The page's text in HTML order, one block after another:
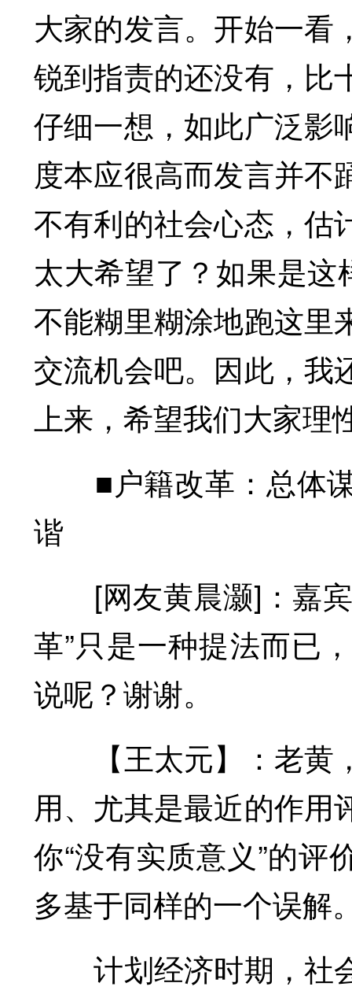
大家的发言。开始一看
锐到指责的还没有，比
仔细一想，如此广泛影
度本应很高而发言并不
不有利的社会心态，估
太大希望了？如果是这
不能糊里糊涂地跑这里
交流机会吧。因此，我
上来，希望我们大家理
■户籍改革：总体谋
谐
[网友黄晨灏]：嘉宾
革”只是一种提法而已
说呢？谢谢。
【王太元】：老黄
用、尤其是最近的作用
你“没有实质意义”的评
多基于同样的一个误解
计划经济时期，社